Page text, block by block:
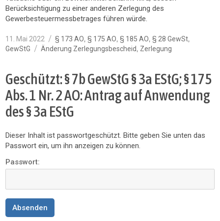
Berücksichtigung zu einer anderen Zerlegung des
Gewerbesteuermessbetrages führen würde.
Veröffentlicht
am
11. Mai 2022 Kategorien
§ 173 AO,§ 175 AO,§ 185 AO,§ 28 GewSt,
GewStG Schlagwörter
Änderung Zerlegungsbescheid, Zerlegung
Geschützt: § 7b GewStG § 3a EStG; § 175
Abs. 1 Nr. 2 AO: Antrag auf Anwendung
des § 3a EStG
Dieser Inhalt ist passwortgeschützt. Bitte geben Sie unten das
Passwort ein, um ihn anzeigen zu können.
Passwort: